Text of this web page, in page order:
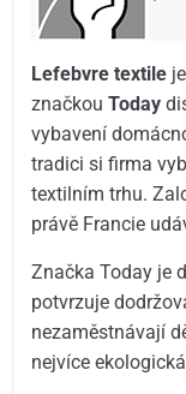
Lefebvre textile
značkouToday
vybavení
tradici si firma
textilním trhu.
právě Francie
Značka Today je
potvrzuje
nezaměstnávají
nejvíce